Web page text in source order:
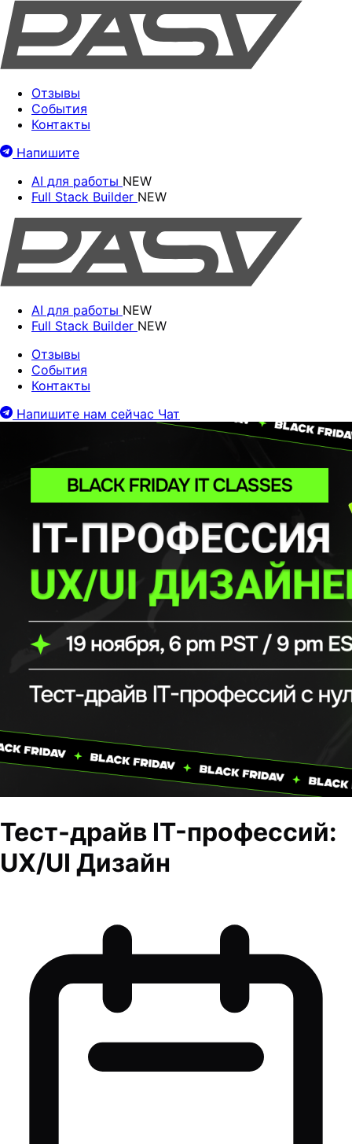
Отзывы
События
Контакты
Напишите
AI для работы NEW
Full Stack Builder NEW
AI для работы NEW
Full Stack Builder NEW
Отзывы
События
Контакты
Напишите нам сейчас Чат
Тест-драйв IT-профессий:
UX/UI Дизайн